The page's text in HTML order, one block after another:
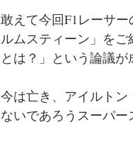
敢えて今回F1レーサ
ルムスティーン」を
とは？」という論議が
今は亡き、アイルト
ないであろうスーパー